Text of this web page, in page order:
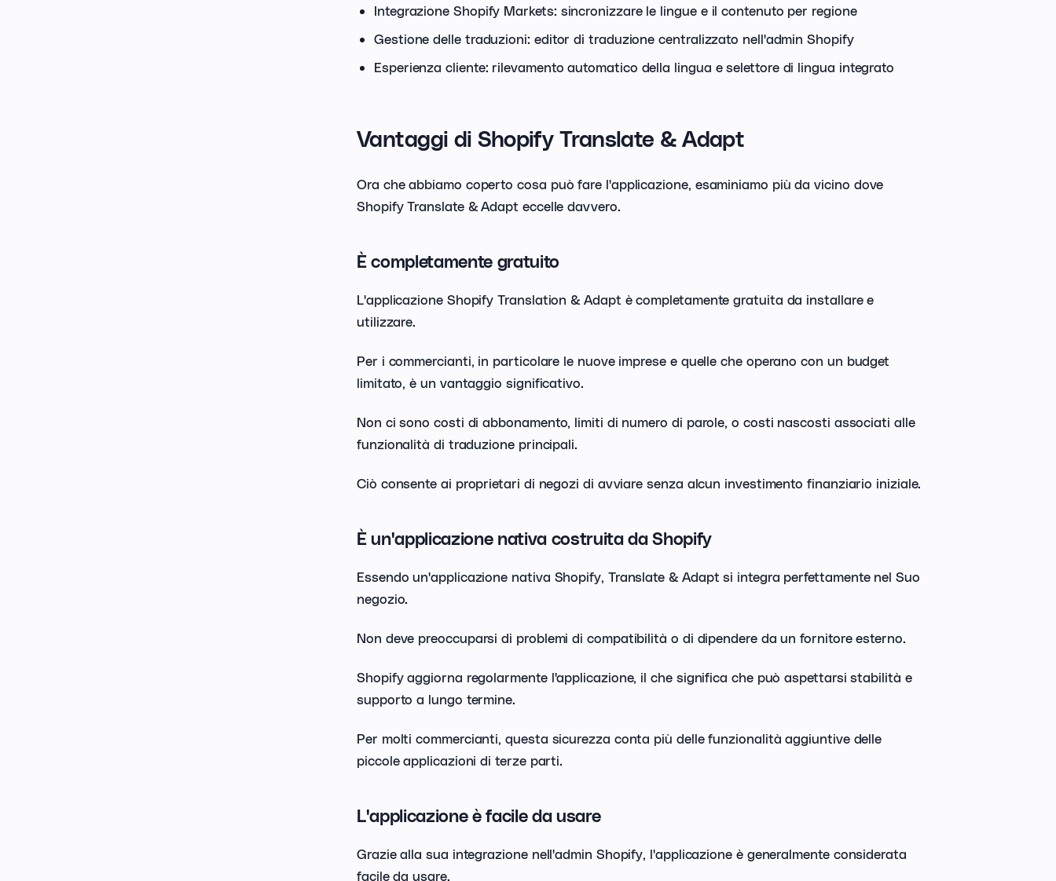
Integrazione Shopify Markets: sincronizzare le lingue e il contenuto per regione
Gestione delle traduzioni: editor di traduzione centralizzato nell'admin Shopify
Esperienza cliente: rilevamento automatico della lingua e selettore di lingua integrato
Vantaggi di Shopify Translate & Adapt
Ora che abbiamo coperto cosa può fare l'applicazione, esaminiamo più da vicino dove
Shopify Translate & Adapt eccelle davvero.
È completamente gratuito
L'applicazione Shopify Translation & Adapt è completamente gratuita da installare e
utilizzare.
Per i commercianti, in particolare le nuove imprese e quelle che operano con un budget
limitato, è un vantaggio significativo.
Non ci sono costi di abbonamento, limiti di numero di parole, o costi nascosti associati alle
funzionalità di traduzione principali.
Ciò consente ai proprietari di negozi di avviare senza alcun investimento finanziario iniziale.
È un'applicazione nativa costruita da Shopify
Essendo un'applicazione nativa Shopify, Translate & Adapt si integra perfettamente nel Suo
negozio.
Non deve preoccuparsi di problemi di compatibilità o di dipendere da un fornitore esterno.
Shopify aggiorna regolarmente l'applicazione, il che significa che può aspettarsi stabilità e
supporto a lungo termine.
Per molti commercianti, questa sicurezza conta più delle funzionalità aggiuntive delle
piccole applicazioni di terze parti.
L'applicazione è facile da usare
Grazie alla sua integrazione nell'admin Shopify, l'applicazione è generalmente considerata
facile da usare.